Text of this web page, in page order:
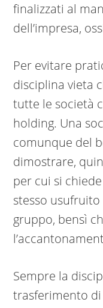
finalizzati al
dell’impresa,
Per evitare
disciplina vieta
tutte le società
holding. Una
comunque del
dimostrare,
per cui si
stesso usufruito
gruppo, bensì
Sempre la
trasferimento